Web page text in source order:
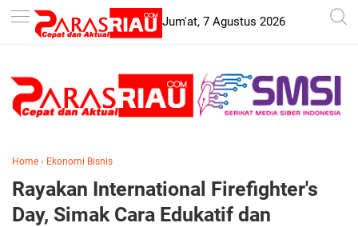
-->
Jum'at, 7 Agustus 2026
Home › Ekonomi Bisnis
Rayakan International Firefighter's
Day, Simak Cara Edukatif dan